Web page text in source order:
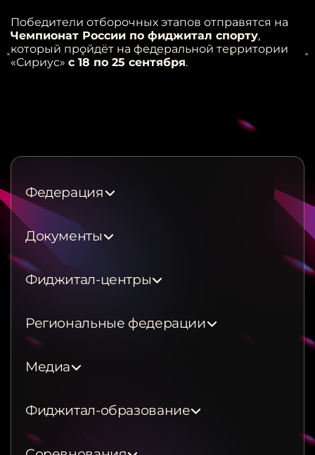
Победители отборочных этапов отправятся на
Чемпионат России по фиджитал спорту,
который пройдёт на федеральной территории
«Сириус» с 18 по 25 сентября.
Федерация
Документы
Фиджитал-центры
Региональные федерации
Медиа
Фиджитал-образование